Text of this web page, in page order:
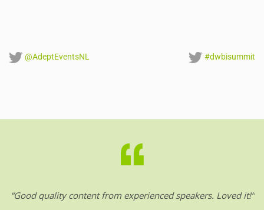
@AdeptEventsNL #dwbisummit
“Good quality content from experienced speakers. Loved it!”